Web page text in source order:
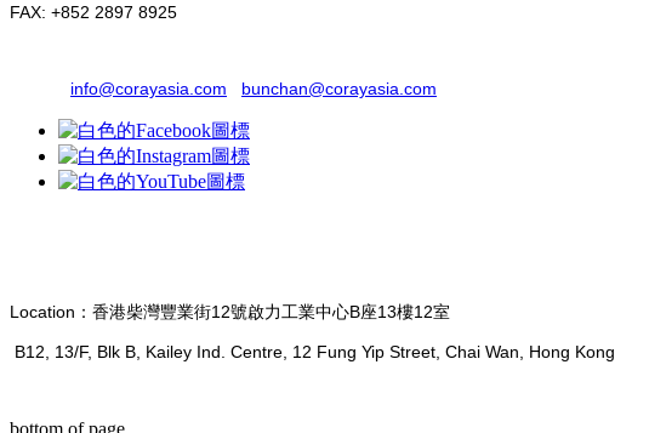
FAX: +852 2897 8925
info@corayasia.com bunchan@corayasia.com
Location：香港柴灣豐業街12號啟力工業中心B座13樓12室
B12, 13/F, Blk B, Kailey Ind. Centre, 12 Fung Yip Street, Chai Wan, Hong Kong
bottom of page